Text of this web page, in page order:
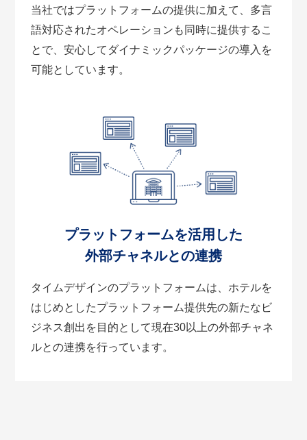
当社ではプラットフォームの提供に加えて、多言
語対応されたオペレーションも同時に提供するこ
とで、安心してダイナミックパッケージの導入を
可能としています。
プラットフォームを活用した
外部チャネルとの連携
タイムデザインのプラットフォームは、ホテルを
はじめとしたプラットフォーム提供先の新たなビ
ジネス創出を目的として現在30以上の外部チャネ
ルとの連携を行っています。